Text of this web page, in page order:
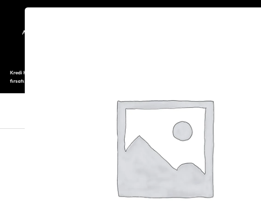
Kredi Kartı ile 12 aya varan taksitli alışveriş imkanı. Üstelik ilk 6 taksite %0 komisyon
fırsatı.
SAAT AKSESUARLARI TAKI VE MÜCEVHER